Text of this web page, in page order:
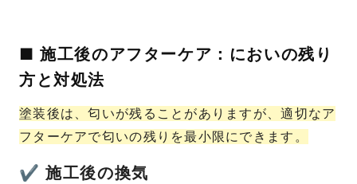
■ 施工後のアフターケア：においの残り
方と対処法
塗装後は、匂いが残ることがありますが、適切なア
フターケアで匂いの残りを最小限にできます。
✔ 施工後の換気